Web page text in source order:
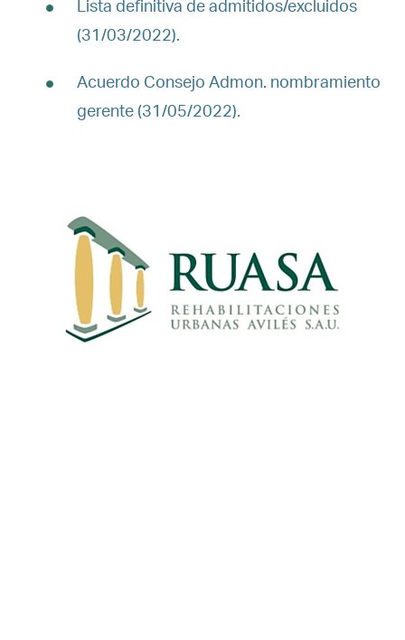
Lista definitiva de admitidos/excluidos
(31/03/2022).
Acuerdo Consejo Admon. nombramiento
gerente (31/05/2022).